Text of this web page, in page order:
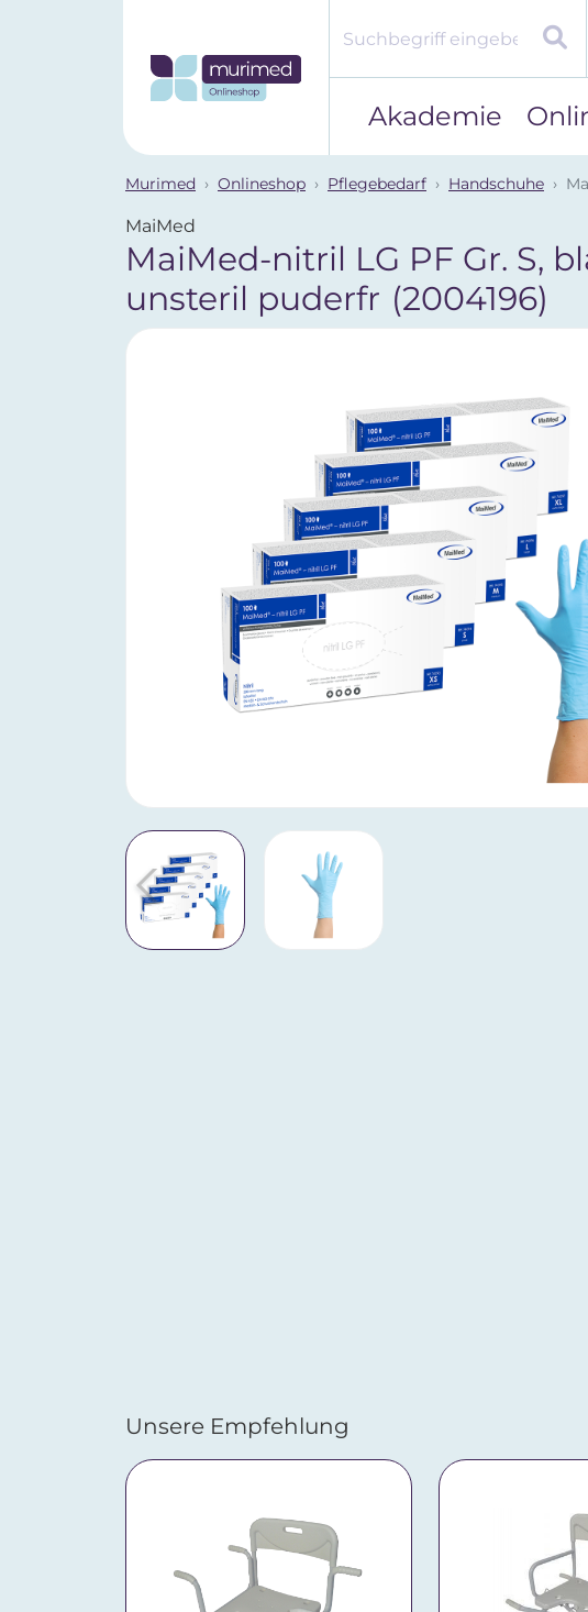
Akademie
Murimed Onlineshop Pflegebedarf Handschuhe
MaiMed
MaiMed-nitril LG PF Gr. S,
unsteril puderfr (2004196)
Unsere Empfehlung